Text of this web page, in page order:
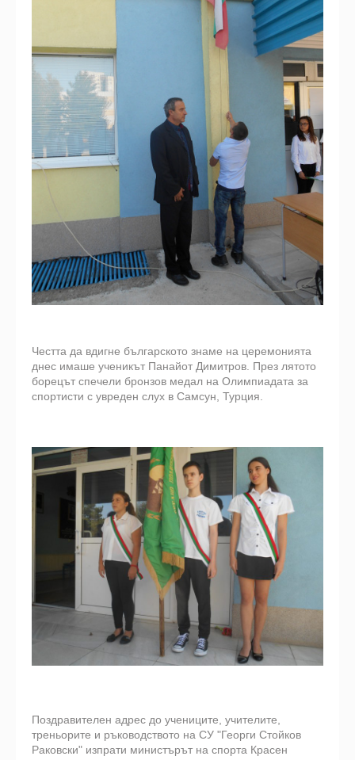
Честта да вдигне българското знаме на церемонията
днес имаше ученикът Панайот Димитров. През лятото
борецът спечели бронзов медал на Олимпиадата за
спортисти с увреден слух в Самсун, Турция.
Поздравителен адрес до учениците, учителите,
треньорите и ръководството на СУ "Георги Стойков
Раковски" изпрати министърът на спорта Красен